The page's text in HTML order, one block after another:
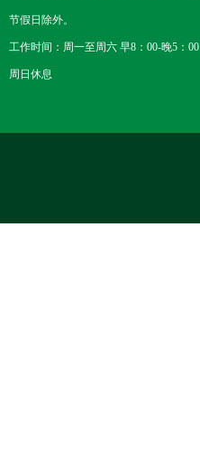
节假日除外。
工作时间：周一至周六 早8：00-晚5：00
周日休息